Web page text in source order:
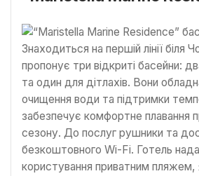
Знаходиться на першій лінії біля
пропонує три відкриті басейни:
та один для дітлахів. Вони
очищення води та підтримки
забезпечує комфортне плавання
сезону. До послуг рушники та
безкоштовного Wi-Fi. Готель
користування приватним пляжем,